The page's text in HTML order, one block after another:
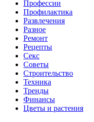
Профессии
Профилактика
Развлечения
Разное
Ремонт
Рецепты
Секс
Советы
Строительство
Техника
Тренды
Финансы
Цветы и растения